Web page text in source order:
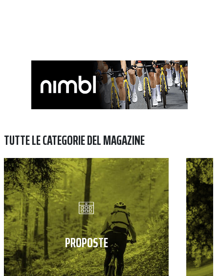
TUTTE LE CATEGORIE DEL MAGAZINE
PROPOSTE